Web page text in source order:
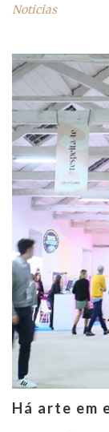
Noticias
Há arte em